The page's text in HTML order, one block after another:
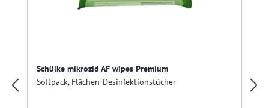
Schülke mikrozid AF wipes Premium
Softpack, Flächen-Desinfektionstücher